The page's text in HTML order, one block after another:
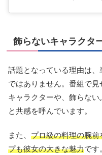
飾らないキャラクタ
話題となっている理由は
ではありません。番組で
キャラクターや、飾らない
と共感を呼んでいます。
また、 プロ級の料理の腕
プも彼女の大きな魅力です